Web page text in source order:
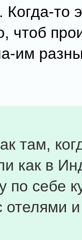
Когда-то
чтоб
им
там,
как в
по себе
отелями и